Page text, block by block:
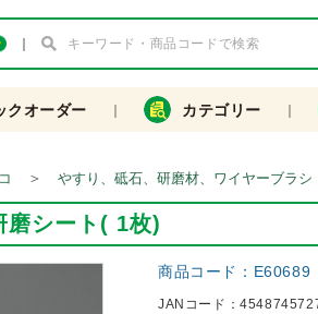
クオーダー カテゴリー
＞ やすり、砥石、研磨材、ワイヤーブラシ
磨シート( 1枚)
商品コード： E60689
JANコード：